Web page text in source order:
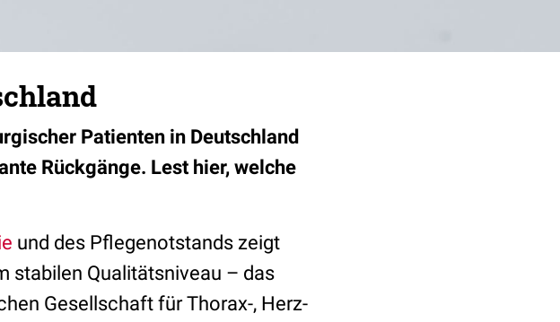
Patienten in Deutschland
Rückgänge. Lest hier, welche
und des Pflegenotstands zeigt
stabilen Qualitätsniveau – das
Gesellschaft für Thorax-, Herz-